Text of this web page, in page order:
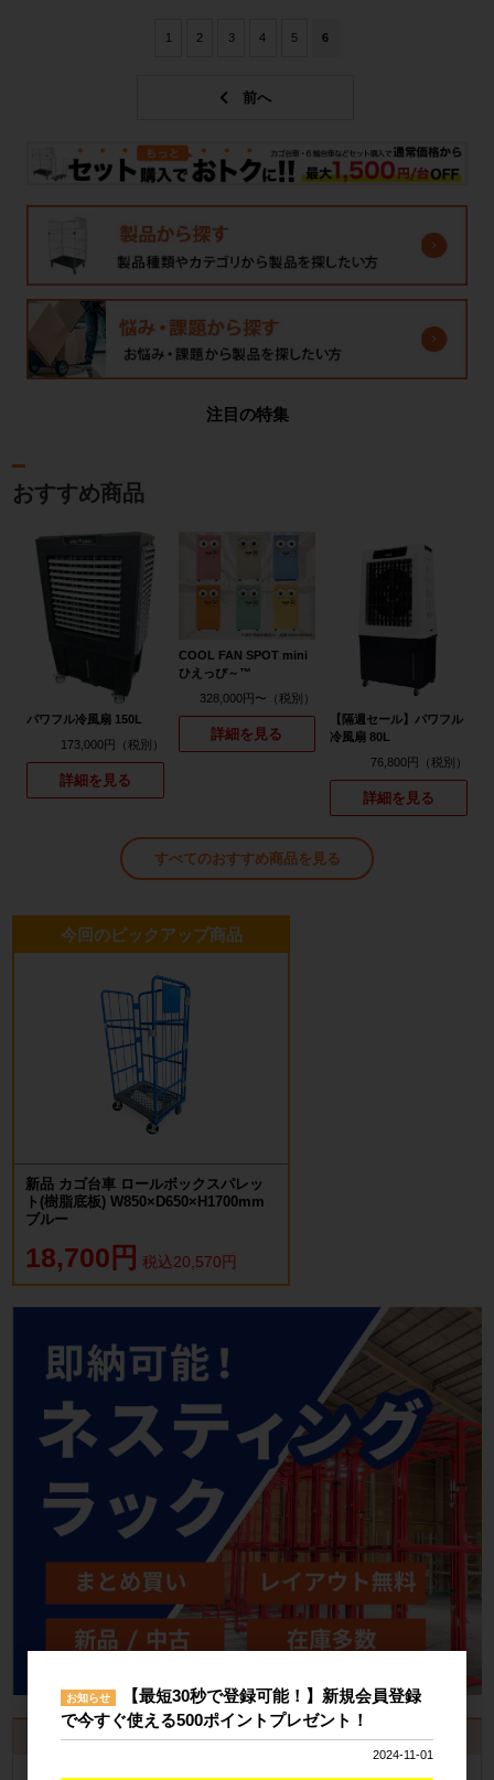
1 2 3 4 5 6
注目の特集
おすすめ商品
パワフル冷風扇 150L
173,000円
詳細を見る
COOL FAN SPOT mini
ひえっぴ～™
328,000円〜
詳細を見る
【隔週セール】パワフル
冷風扇 80L
76,800円
詳細を見る
すべてのおすすめ商品を見る
今回のピックアップ商品
新品 カゴ台車 ロールボックスパレッ
ト(樹脂底板) W850×D650×H1700mm
ブルー
18,700円 税込20,570円
お見積書・納品書発行のご案内
会員登録するといつでも発行可能！
お知らせ
【最短30秒で登録可能！】新規会員登録
で今すぐ使える500ポイントプレゼント！
2024-11-01